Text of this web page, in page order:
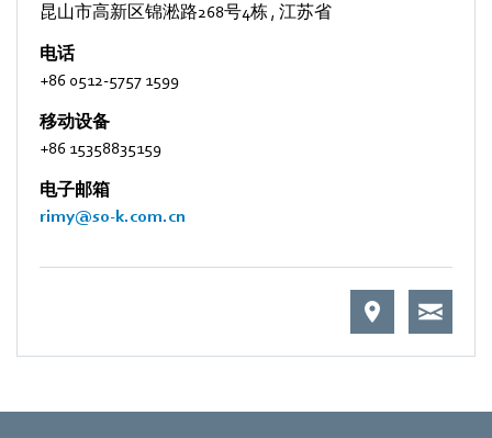
昆山市高新区锦淞路268号4栋 , 江苏省
电话
+86 0512-5757 1599
移动设备
+86 15358835159
电子邮箱
rimy@so-k.com.cn